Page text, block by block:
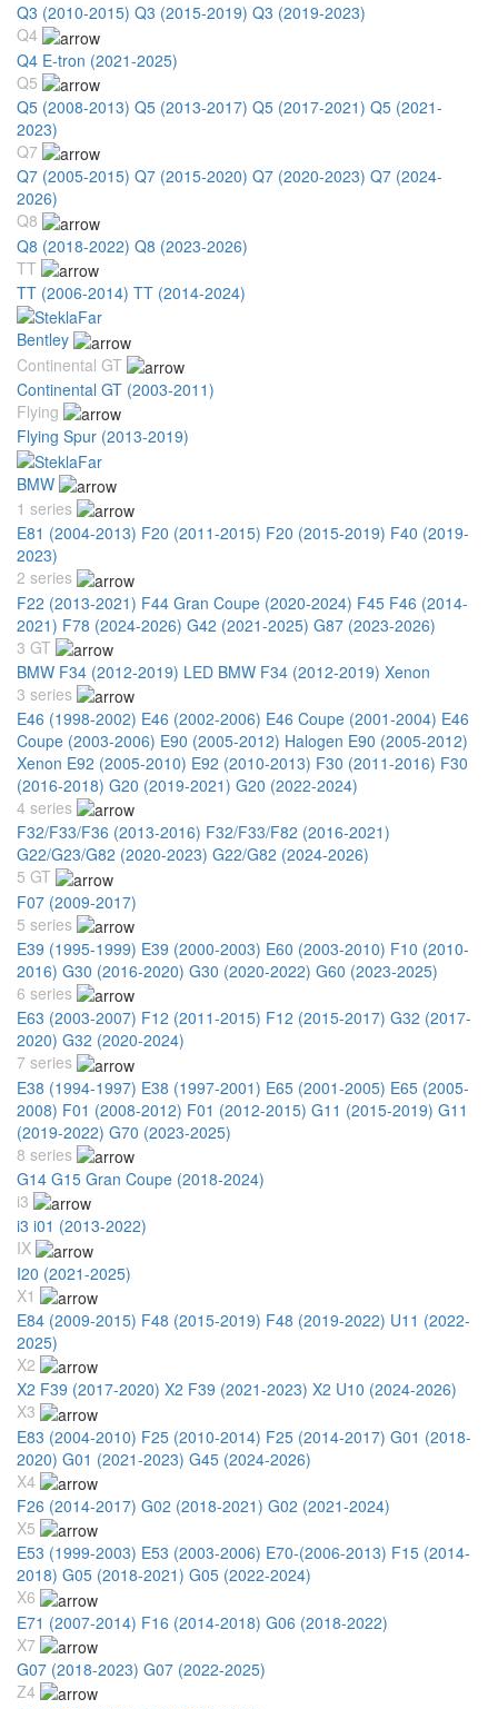
Q3 (2010-2015) Q3 (2015-2019) Q3 (2019-2023)
Q4
Q4 E-tron (2021-2025)
Q5
Q5 (2008-2013) Q5 (2013-2017) Q5 (2017-2021) Q5 (2021-
2023)
Q7
Q7 (2005-2015) Q7 (2015-2020) Q7 (2020-2023) Q7 (2024-
2026)
Q8
Q8 (2018-2022) Q8 (2023-2026)
TT
TT (2006-2014) TT (2014-2024)
Bentley
Continental GT
Continental GT (2003-2011)
Flying
Flying Spur (2013-2019)
BMW
1 series
E81 (2004-2013) F20 (2011-2015) F20 (2015-2019) F40 (2019-
2023)
2 series
F22 (2013-2021) F44 Gran Coupe (2020-2024) F45 F46 (2014-
2021) F78 (2024-2026) G42 (2021-2025) G87 (2023-2026)
3 GT
BMW F34 (2012-2019) LED BMW F34 (2012-2019) Xenon
3 series
E46 (1998-2002) E46 (2002-2006) E46 Coupe (2001-2004) E46
Coupe (2003-2006) E90 (2005-2012) Halogen E90 (2005-2012)
Xenon E92 (2005-2010) E92 (2010-2013) F30 (2011-2016) F30
(2016-2018) G20 (2019-2021) G20 (2022-2024)
4 series
F32/F33/F36 (2013-2016) F32/F33/F82 (2016-2021)
G22/G23/G82 (2020-2023) G22/G82 (2024-2026)
5 GT
F07 (2009-2017)
5 series
E39 (1995-1999) E39 (2000-2003) E60 (2003-2010) F10 (2010-
2016) G30 (2016-2020) G30 (2020-2022) G60 (2023-2025)
6 series
E63 (2003-2007) F12 (2011-2015) F12 (2015-2017) G32 (2017-
2020) G32 (2020-2024)
7 series
E38 (1994-1997) E38 (1997-2001) E65 (2001-2005) E65 (2005-
2008) F01 (2008-2012) F01 (2012-2015) G11 (2015-2019) G11
(2019-2022) G70 (2023-2025)
8 series
G14 G15 Gran Coupe (2018-2024)
i3
i3 i01 (2013-2022)
IX
I20 (2021-2025)
X1
E84 (2009-2015) F48 (2015-2019) F48 (2019-2022) U11 (2022-
2025)
X2
X2 F39 (2017-2020) X2 F39 (2021-2023) X2 U10 (2024-2026)
X3
E83 (2004-2010) F25 (2010-2014) F25 (2014-2017) G01 (2018-
2020) G01 (2021-2023) G45 (2024-2026)
X4
F26 (2014-2017) G02 (2018-2021) G02 (2021-2024)
X5
E53 (1999-2003) E53 (2003-2006) E70-(2006-2013) F15 (2014-
2018) G05 (2018-2021) G05 (2022-2024)
X6
E71 (2007-2014) F16 (2014-2018) G06 (2018-2022)
X7
G07 (2018-2023) G07 (2022-2025)
Z4